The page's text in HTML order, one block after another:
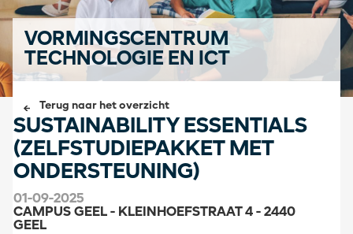
VORMINGSCENTRUM
TECHNOLOGIE EN ICT
Terug naar het overzicht
SUSTAINABILITY ESSENTIALS
(ZELFSTUDIEPAKKET MET
ONDERSTEUNING)
01-09-2025
CAMPUS GEEL - KLEINHOEFSTRAAT 4 - 2440
GEEL